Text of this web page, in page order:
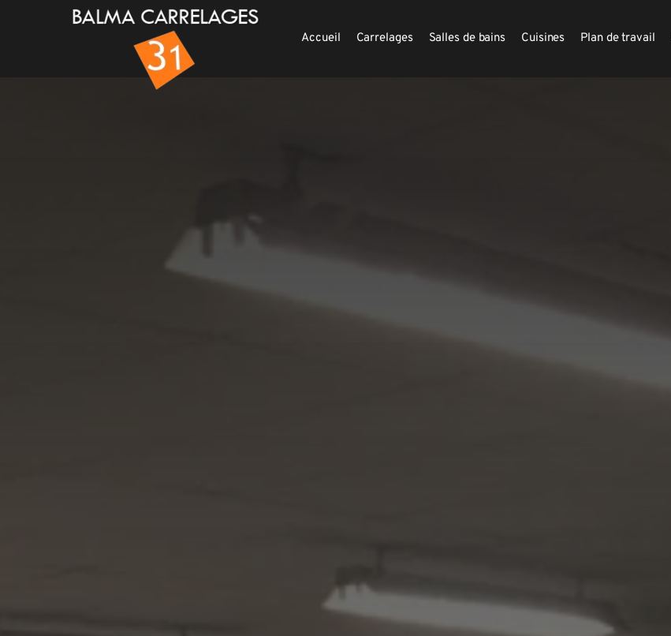
Accueil Carrelages Salles de bains Cuisines Plan de travail